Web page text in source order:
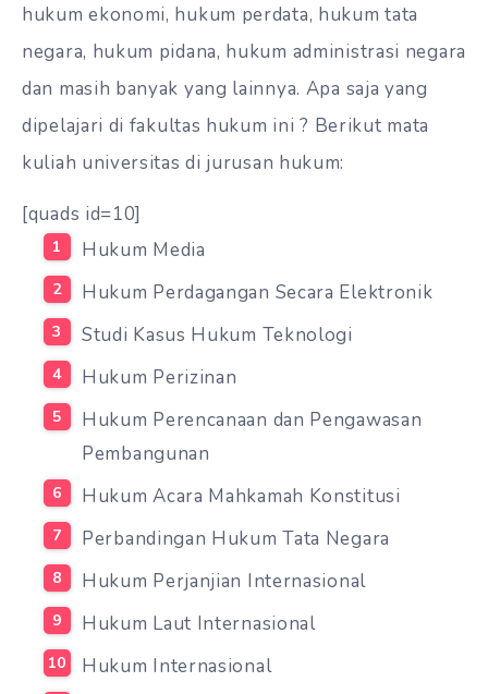
hukum ekonomi, hukum perdata, hukum tata
negara, hukum pidana, hukum administrasi negara
dan masih banyak yang lainnya. Apa saja yang
dipelajari di fakultas hukum ini ? Berikut mata
kuliah universitas di jurusan hukum:
[quads id=10]
Hukum Media
Hukum Perdagangan Secara Elektronik
Studi Kasus Hukum Teknologi
Hukum Perizinan
Hukum Perencanaan dan Pengawasan
Pembangunan
Hukum Acara Mahkamah Konstitusi
Perbandingan Hukum Tata Negara
Hukum Perjanjian Internasional
Hukum Laut Internasional
Hukum Internasional